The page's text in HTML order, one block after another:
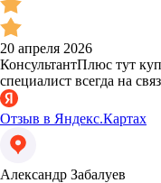
20 апреля 2026
КонсультантПлюс тут
специалист всегда на
Отзыв в Яндекс.Картах
Александр Забалуев